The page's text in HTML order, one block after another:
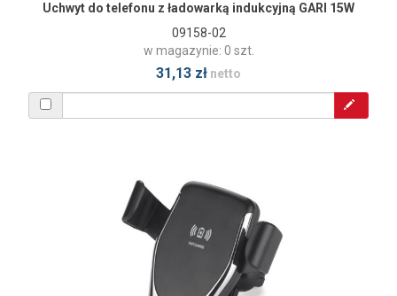
Uchwyt do telefonu z ładowarką indukcyjną GARI 15W
09158-02
w magazynie: 0 szt.
31,13 zł netto